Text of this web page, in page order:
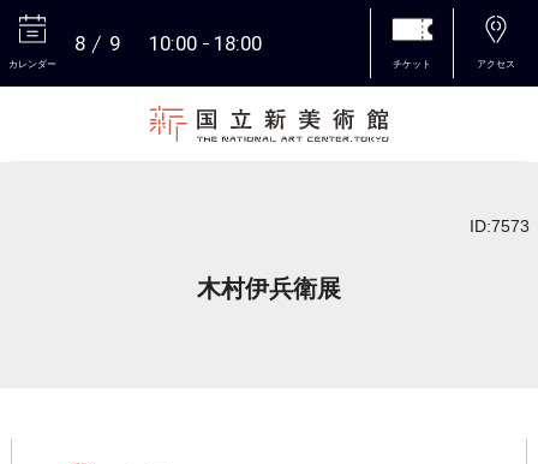
カレンダー
8 9 10:00 18:00
チケット アクセス
ID:7573
木村伊兵衛展